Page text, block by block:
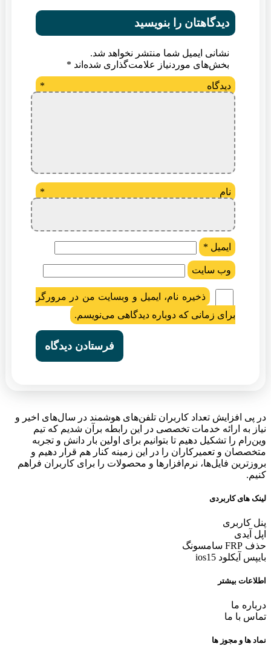
دیدگاهتان را بنویسید
نشانی ایمیل شما منتشر نخواهد شد.
بخش‌های موردنیاز علامت‌گذاری شده‌اند *
دیدگاه *
نام *
ایمیل *
وب‌ سایت
ذخیره نام، ایمیل و وبسایت من در مرورگر
برای زمانی که دوباره دیدگاهی می‌نویسم.
در پی افزایش تعداد کاربران تلفن‌های هوشمند در سال‌های اخیر و
نیاز به ارائه خدمات تخصصی در این رابطه برآن شدیم که تیم
وین‌رام را تشکیل دهیم تا بتوانیم برای اولین بار دانش و تجربه
متخصصان و تعمیرکاران را در این زمینه کنار هم قرار دهیم و
بروزترین فایل‌ها، نرم‌افزارها و محصولات را برای کاربران فراهم
کنیم.
لینک های کاربردی
پنل کاربری
اپل آیدی
حذف FRP سامسونگ
بایپس آیکلود ios15
اطلاعات بیشتر
درباره ما
تماس با ما
نماد ها و مجوز ها